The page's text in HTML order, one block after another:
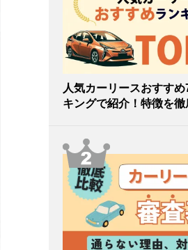
人気カーリースおすす
キングで紹介！特徴を徹